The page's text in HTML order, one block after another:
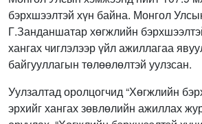
бэрхшээлтэй хүн байна. Монгол
Г.Занданшатар хөгжлийн
хангах чиглэлээр үйл ажиллагаа
байгууллагын төлөөлөлтэй уулзсан.
Уулзалтад оролцогчид “Хөгжлийн
эрхийг хангах зөвлөлийн ажиллах